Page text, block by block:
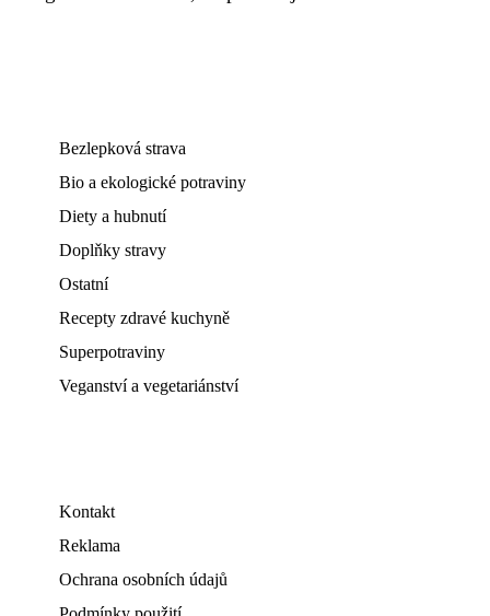
Bezlepková strava
Bio a ekologické potraviny
Diety a hubnutí
Doplňky stravy
Ostatní
Recepty zdravé kuchyně
Superpotraviny
Veganství a vegetariánství
Kontakt
Reklama
Ochrana osobních údajů